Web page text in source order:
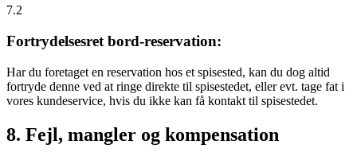
7.2
Fortrydelsesret bord-reservation:
Har du foretaget en reservation hos et spisested, kan du dog altid
fortryde denne ved at ringe direkte til spisestedet, eller evt. tage fat i
vores kundeservice, hvis du ikke kan få kontakt til spisestedet.
8. Fejl, mangler og kompensation